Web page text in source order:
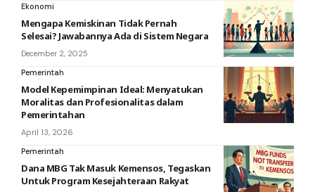
Ekonomi
Mengapa Kemiskinan Tidak Pernah
Selesai? Jawabannya Ada di Sistem Negara
December 2, 2025
Pemerintah
Model Kepemimpinan Ideal: Menyatukan
Moralitas dan Profesionalitas dalam
Pemerintahan
April 13, 2026
Pemerintah
Dana MBG Tak Masuk Kemensos, Tegaskan
Untuk Program Kesejahteraan Rakyat